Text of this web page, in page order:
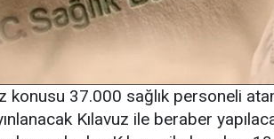
konusu 37.000 sağlık personeli
Kılavuz ile beraber